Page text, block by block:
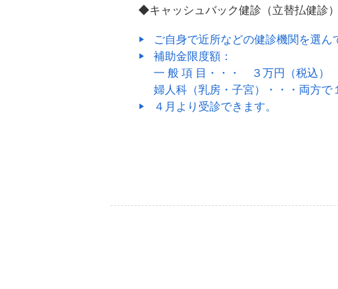
◆キャッシュバック健診（立替払健診）
ご自身で近所などの健診機関を選ん
補助金限度額：
一 般 項 目・・・ ３万円（税込）
婦人科（乳房・子宮）・・・両方で
４月より受診できます。